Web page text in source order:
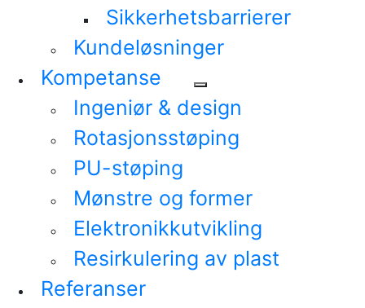
Sikkerhetsbarrierer
Kundeløsninger
Kompetanse
Ingeniør & design
Rotasjonsstøping
PU-støping
Mønstre og former
Elektronikkutvikling
Resirkulering av plast
Referanser